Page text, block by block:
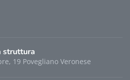
struttura
19 Povegliano Veronese